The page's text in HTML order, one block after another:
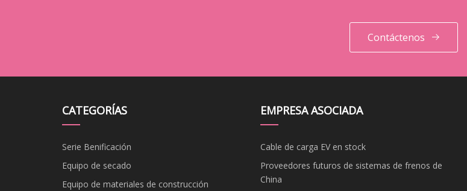
Contáctenos
CATEGORÍAS
Serie Benificación
Equipo de secado
Equipo de materiales de construcción
EMPRESA ASOCIADA
Cable de carga EV en stock
Proveedores futuros de sistemas de frenos de
China